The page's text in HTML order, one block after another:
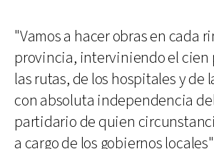
"Vamos a hacer obras en cada
provincia, interviniendo el cien
las rutas, de los hospitales y de
con absoluta independencia
partidario de quien
a cargo de los gobiernos